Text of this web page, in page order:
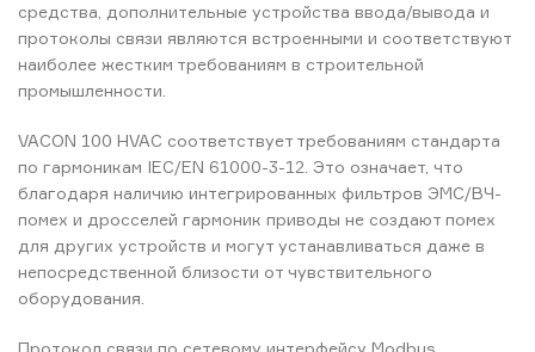
средства, дополнительные устройства ввода/вывода и
протоколы связи являются встроенными и соответствуют
наиболее жестким требованиям в строительной
промышленности.
VACON 100 HVAC соответствует требованиям стандарта
по гармоникам IEC/EN 61000-3-12. Это означает, что
благодаря наличию интегрированных фильтров ЭМС/ВЧ-
помех и дросселей гармоник приводы не создают помех
для других устройств и могут устанавливаться даже в
непосредственной близости от чувствительного
оборудования.
Протокол связи по сетевому интерфейсу Modbus